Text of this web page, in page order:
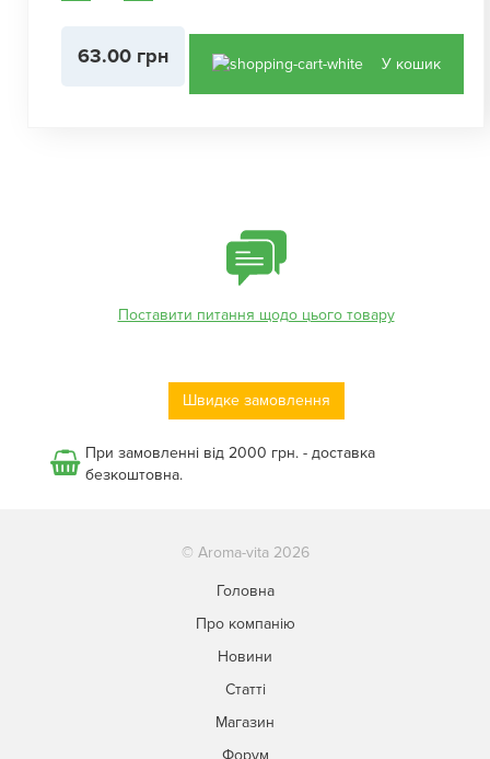
63.00 грн У кошик
Поставити питання щодо цього товару
Швидке замовлення
При замовленні від 2000 грн. - доставка
безкоштовна.
© Aroma-vita 2026
Головна
Про компанію
Новини
Статті
Магазин
Форум